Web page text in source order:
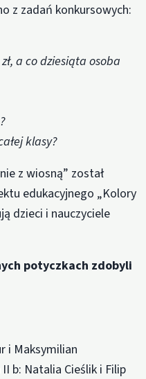
z zadań konkursowych:
a co dziesiąta osoba
klasy?
z wiosną” został
edukacyjnego „Kolory
dzieci i nauczyciele
potyczkach zdobyli
i Maksymilian
b: Natalia Cieślik i Filip